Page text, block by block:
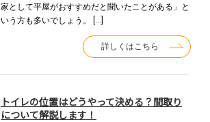
家として平屋がおすすめだと聞いたことがある」と
いう方も多いでしょう。 […]
詳しくはこちら
トイレの位置はどうやって決める？間取り
について解説します！